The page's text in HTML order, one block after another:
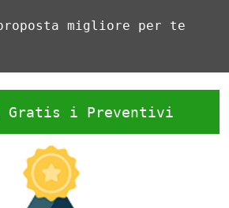
migliore per te
Gratis i Preventivi